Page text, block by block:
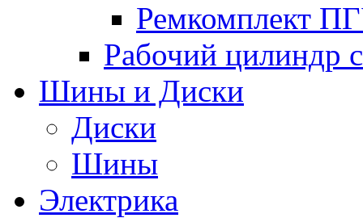
Ремкомплект
Рабочий цилиндр
Шины и Диски
Диски
Шины
Электрика